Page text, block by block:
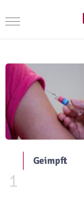
1
Geimpft